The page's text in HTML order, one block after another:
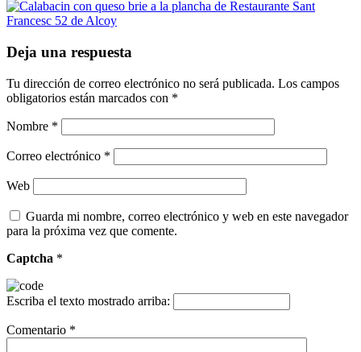
Deja una respuesta
Tu dirección de correo electrónico no será publicada. Los campos
obligatorios están marcados con *
Nombre *
Correo electrónico *
Web
Guarda mi nombre, correo electrónico y web en este navegador
para la próxima vez que comente.
Captcha *
Escriba el texto mostrado arriba:
Comentario *